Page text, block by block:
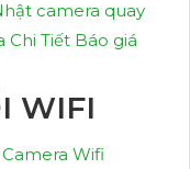
camera quay
Chi Tiết Báo giá
WIFI
Camera Wifi